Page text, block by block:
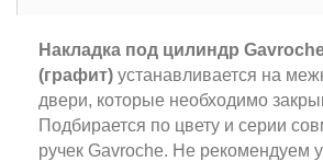
Накладка под цилиндр
(графит) устанавливается на
двери, которые необходимо
Подбирается по цвету и серии
ручек Gavroche. Не рекомендуем